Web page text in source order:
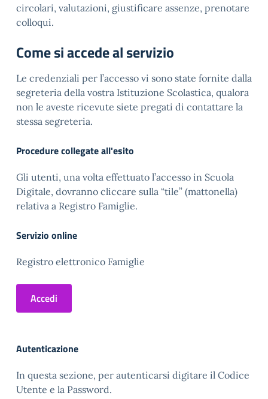
circolari, valutazioni, giustificare assenze, prenotare
colloqui.
Come si accede al servizio
Le credenziali per l’accesso vi sono state fornite dalla
segreteria della vostra Istituzione Scolastica, qualora
non le aveste ricevute siete pregati di contattare la
stessa segreteria.
Procedure collegate all'esito
Gli utenti, una volta effettuato l’accesso in Scuola
Digitale, dovranno cliccare sulla “tile” (mattonella)
relativa a Registro Famiglie.
Servizio online
Registro elettronico Famiglie
Accedi
Autenticazione
In questa sezione, per autenticarsi digitare il Codice
Utente e la Password.